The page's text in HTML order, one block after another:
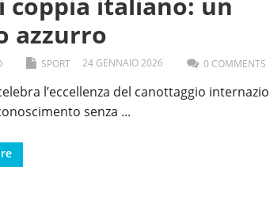
azzurro
SPORT 24 GENNAIO2026 0 COMMENTS
l’eccellenza del canottaggio
senza ...